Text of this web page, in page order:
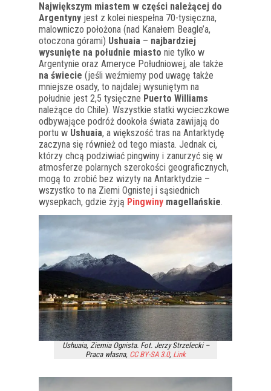
Największym miastem w części należącej do
Argentyny jest z kolei niespełna 70-tysięczna,
malowniczo położona (nad Kanałem Beagle’a,
otoczona górami) Ushuaia – najbardziej
wysunięte na południe miasto nie tylko w
Argentynie oraz Ameryce Południowej, ale także
na świecie (jeśli weźmiemy pod uwagę także
mniejsze osady, to najdalej wysuniętym na
południe jest 2,5 tysięczne Puerto Williams
należące do Chile). Wszystkie statki wycieczkowe
odbywające podróż dookoła świata zawijają do
portu w Ushuaia, a większość tras na Antarktydę
zaczyna się również od tego miasta. Jednak ci,
którzy chcą podziwiać pingwiny i zanurzyć się w
atmosferze polarnych szerokości geograficznych,
mogą to zrobić bez wizyty na Antarktydzie –
wszystko to na Ziemi Ognistej i sąsiednich
wysepkach, gdzie żyją Pingwiny magellańskie.
Ushuaia, Ziemia Ognista. Fot. Jerzy Strzelecki –
Praca własna, CC BY-SA 3.0, Link